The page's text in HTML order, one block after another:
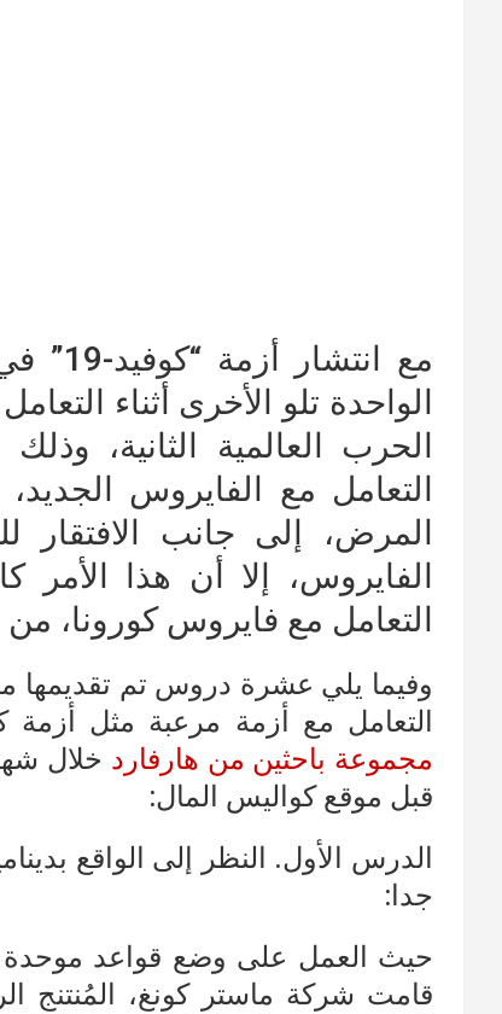
مع
الواحدة تلو الأخرى أثناء
الحرب العالمية الثانية،
التعامل مع الفايروس الجديد،
المرض، إلى جانب الافتقار
الفايروس، إلا أن هذا
التعامل مع فايروس كورونا،
وفيما يلي عشرة دروس تم تقديمها
التعامل مع أزمة مرعبة مثل أزمة
مجموعة باحثين من هارفارد خلال
قبل موقع كواليس المال:
الدرس الأول. النظر إلى الواقع
جدا:
حيث العمل على وضع قواعد موحدة
قامت شركة ماستر كونغ، المُنتنج